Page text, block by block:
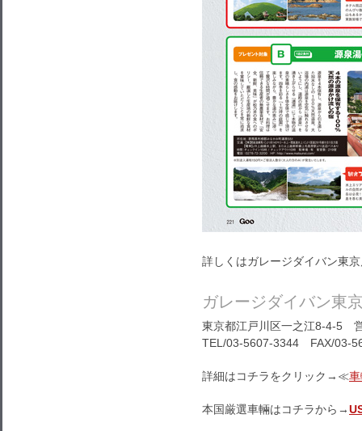
詳しくはガレージダイバン東
ガレージダイバン東
東京都江戸川区一之江8-4-5
TEL/03-5607-3344 FAX/03-
詳細はコチラをクリック→≪
本国厳選車輛はコチラから→